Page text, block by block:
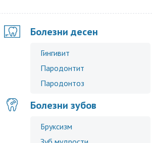
Болезни десен
Гингивит
Пародонтит
Пародонтоз
Болезни зубов
Бруксизм